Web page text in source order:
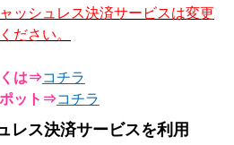
ッシュレス決済サービスは変更
ださい。
は⇒コチラ
ット⇒コチラ
レス決済サービスを利用